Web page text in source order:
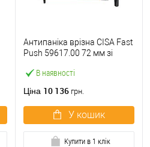
В наявності
Антипаніка врізна CISA Fast
Push 59617.00 72 мм зі
Ціна 10 136 грн.
У кошик
Купити в 1 клік